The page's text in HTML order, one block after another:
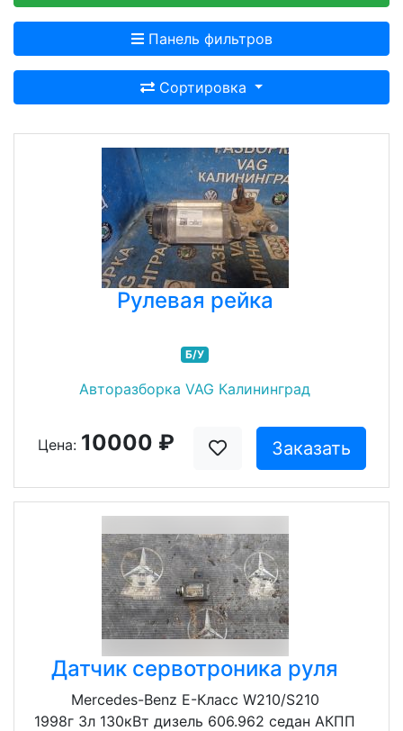
Панель фильтров
Сортировка
Рулевая рейка
Б/У
Авторазборка VAG Калининград
Цена: 10000 ₽ Заказать
Датчик сервотроника руля
Mercedes-Benz E-Класс W210/S210
1998г 3л 130кВт дизель 606.962 седан АКПП